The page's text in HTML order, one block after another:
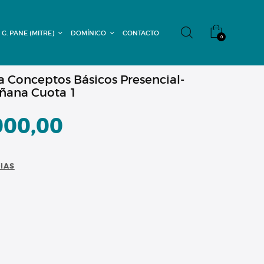
G. PANE (MITRE) DOMÍNICO CONTACTO 0
Conceptos Básicos Presencial-
Cuota 1